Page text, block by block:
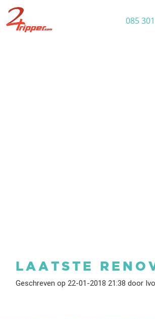
085
LAATSTE
Geschreven op 22-01-2018 21:38 door Ivo